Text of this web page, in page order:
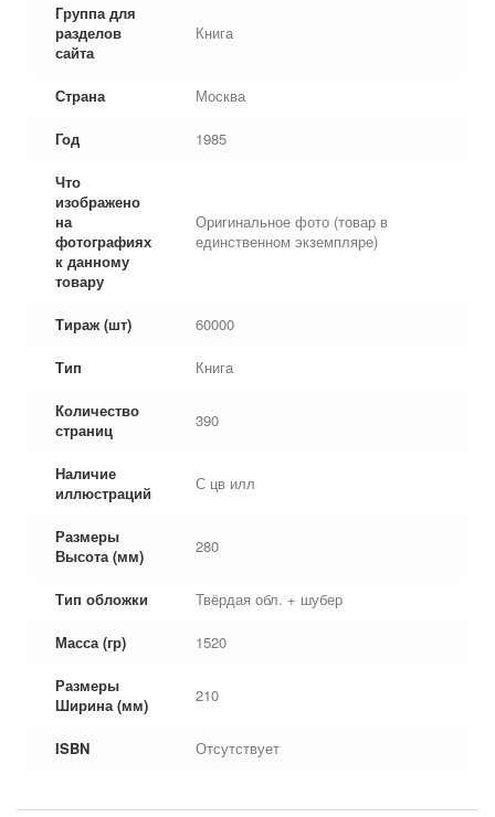
Группа для
разделов
сайта
Книга
Страна Москва
Год 1985
Что
изображено
на
фотографиях
к данному
товару
Оригинальное фото (товар в
единственном экземпляре)
Тираж (шт) 60000
Тип Книга
Количество
страниц
390
Наличие
иллюстраций
С цв илл
Размеры
Высота (мм)
280
Тип обложки Твёрдая обл. + шубер
Масса (гр) 1520
Размеры
Ширина (мм)
210
ISBN Отсутствует